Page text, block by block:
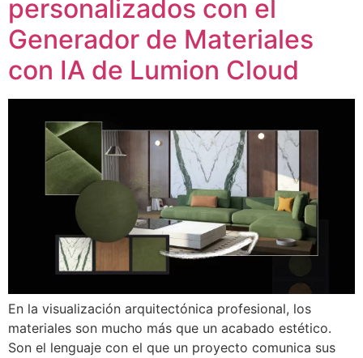
personalizados con el
Generador de Materiales
con IA de Lumion Cloud
En la visualización arquitectónica profesional, los
materiales son mucho más que un acabado estético.
Son el lenguaje con el que un proyecto comunica sus